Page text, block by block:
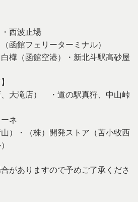
・西波止場
函館フェリーターミナル）
樺（函館空港）・新北斗駅高砂屋
、大滝店） ・道の駅真狩、中山峠
ネ
）・（株）開発ストア（苫小牧西
がありますので予めご了承くださ